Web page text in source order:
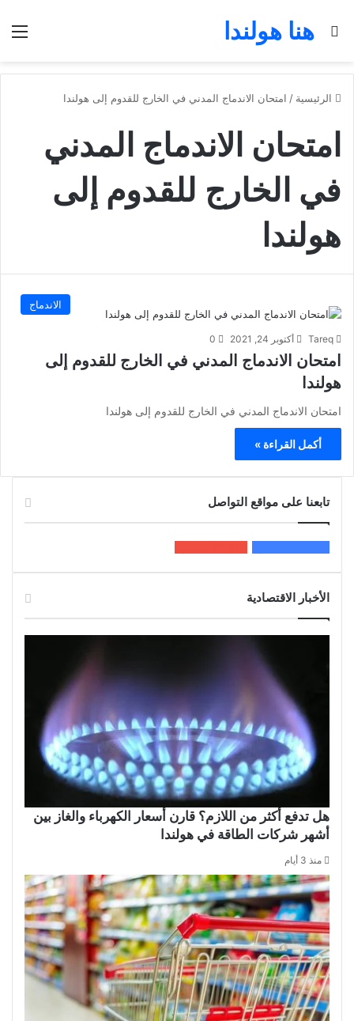
هنا هولندا
بحث عن
الرئيسية / امتحان الاندماج المدني في الخارج للقدوم إلى هولندا
امتحان الاندماج المدني
في الخارج للقدوم إلى
هولندا
الاندماج
Tareq أكتوبر 24, 2021 0
امتحان الاندماج المدني في الخارج للقدوم إلى
هولندا
امتحان الاندماج المدني في الخارج للقدوم إلى هولندا
أكمل القراءة »
تابعنا على مواقع التواصل
الأخبار الاقتصادية
هل تدفع أكثر من اللازم؟ قارن أسعار الكهرباء والغاز بين
أشهر شركات الطاقة في هولندا
منذ 3 أيام